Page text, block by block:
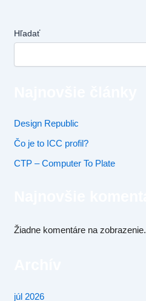
Hľadať
Design Republic
Čo je to ICC profil?
CTP – Computer To Plate
Žiadne komentáre na zobrazenie.
júl 2026